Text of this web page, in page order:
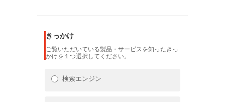
きっかけ
ご覧いただいている製品・サービスを知ったきっ
かけを１つ選択してください。
検索エンジン